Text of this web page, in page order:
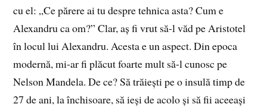
cu el: „Ce părere ai tu despre tehnica asta? Cum e
Alexandru ca om?” Clar, aș fi vrut să-l văd pe Aristotel
în locul lui Alexandru. Acesta e un aspect. Din epoca
modernă, mi-ar fi plăcut foarte mult să-l cunosc pe
Nelson Mandela. De ce? Să trăiești pe o insulă timp de
27 de ani, la închisoare, să ieși de acolo și să fii aceeași